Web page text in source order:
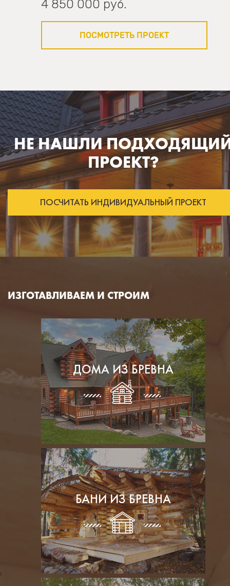
4 850 000 руб.
ПОСМОТРЕТЬ ПРОЕКТ
НЕ НАШЛИ
ПРОЕКТ?
ПОСЧИТАТЬ ИНДИВИДУАЛЬНЫЙ ПРОЕКТ
ИЗГОТАВЛИВАЕМ И СТРОИМ
ДОМА ИЗ БРЕВНА
БАНИ ИЗ БРЕВНА